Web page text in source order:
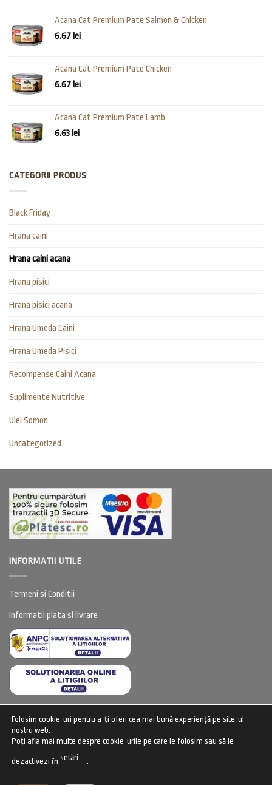
Acana Cat Premium Pate Salmon & Chicken
6.67 lei
Acana Cat Premium Pate Chicken
6.67 lei
Acana Cat Premium Pate Lamb
6.63 lei
CATEGORII PRODUS
Black Friday
Hrana caini
Hrana caini acana
Hrana pisici
Hrana pisici acana
Hrana Umeda Caini
Hrana Umeda Pisici
Recompense Caini Acana
Suplimente Nutritive
Ulei Somon
Uncategorized
INFORMATII UTILE
Termeni si Conditii
Informatii plata si livrare
CENTRU DE CONFIDENTIALITATE
Centru de confidentialitate (GDPR)
Folosim cookie-uri pentru a-ți oferi cea mai bună experiență pe site-ul
nostru web.
Poți afla mai multe despre cookie-urile pe care le folosim sau să le
dezactivezi în setări .